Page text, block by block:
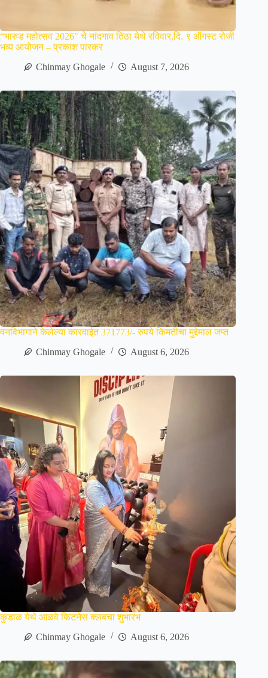
“भारुड महोत्सव 2026″ चे नांदगाव तिठा येथे रविवार,दि. ९ ऑगस्ट रोजी
भव्य आयोजन – प्रकाश पारकर
Chinmay Ghogale
August 7, 2026
वनविभागाने केलेल्या कारवाईत 371773/- रुपये किमतीचा मुद्देमाल जप्त
Chinmay Ghogale
August 6, 2026
कुडाळ येथे आळवे फिटनेस क्लबचा शुभारंभ
Chinmay Ghogale
August 6, 2026